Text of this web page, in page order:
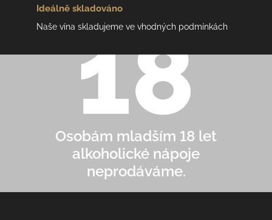
Ideálně skladováno
Naše vína skladujeme ve vhodných podmínkách
Osobám mladším 18 let
alkoholické nápoje
neprodáváme.